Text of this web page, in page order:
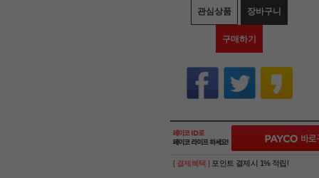
관심상품 장바구니
구매하기
[ 결제혜택 ] 포인트 결제시 1% 적립!